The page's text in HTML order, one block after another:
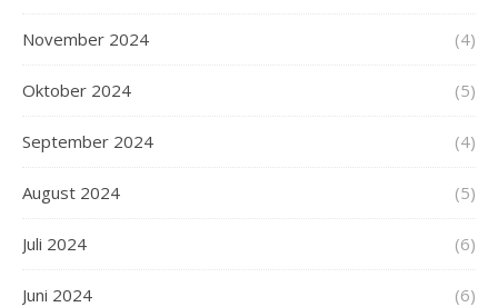
November 2024 (4)
Oktober 2024 (5)
September 2024 (4)
August 2024 (5)
Juli 2024 (6)
Juni 2024 (6)